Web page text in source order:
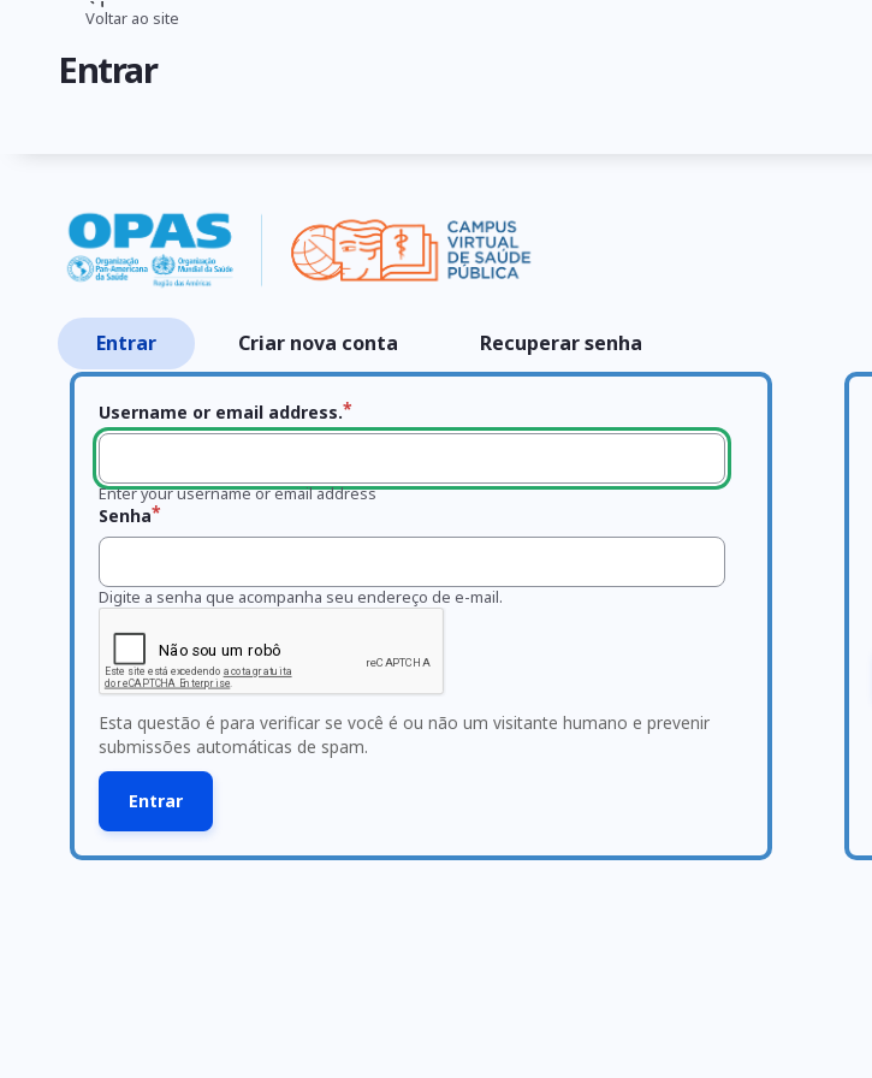
de
Voltar ao site
Entrar
Abas
primárias
Entrar Criar nova conta Recuperar senha
Username or email address.
Enter your username or email address
Senha
Digite a senha que acompanha seu endereço de e-mail.
Esta questão é para verificar se você é ou não um visitante humano e prevenir
submissões automáticas de spam.